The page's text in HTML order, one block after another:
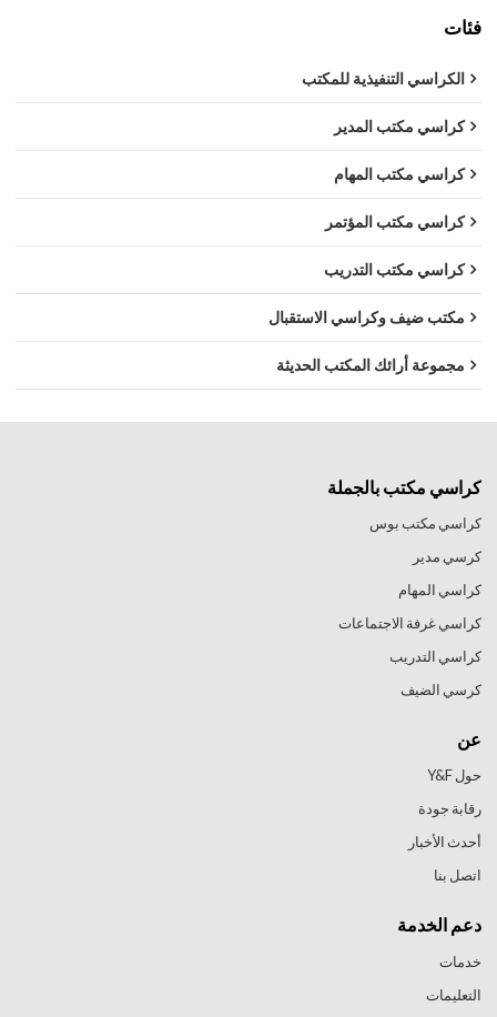
فئات
الكراسي التنفيذية للمكتب
كراسي مكتب المدير
كراسي مكتب المهام
كراسي مكتب المؤتمر
كراسي مكتب التدريب
مكتب ضيف وكراسي الاستقبال
مجموعة أرائك المكتب الحديثة
كراسي مكتب بالجملة
كراسي مكتب بوس
كرسي مدير
كراسي المهام
كراسي غرفة الاجتماعات
كراسي التدريب
كرسي الضيف
عن
حول Y&F
رقابة جودة
أحدث الأخبار
اتصل بنا
دعم الخدمة
خدمات
التعليمات